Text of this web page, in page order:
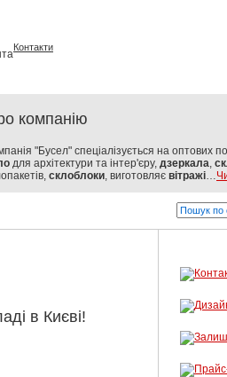
Контакти
компанію
"Бусел" спеціалізується на оптових
для архітектури та інтер'єру, дзеркала,
склоблоки, виготовляє вітражі…
склопакети! Бусел - скло від
в Києві!